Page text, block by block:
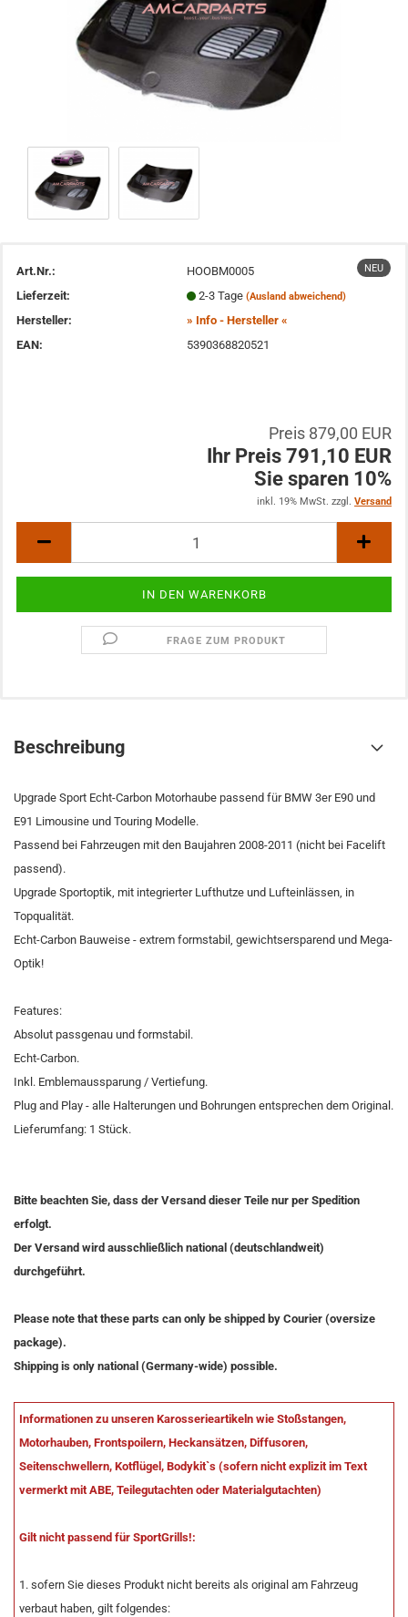
NEU
Art.Nr.:
HOOBM0005
Lieferzeit:
2-3 Tage (Ausland abweichend)
Hersteller:
» Info - Hersteller «
EAN:
5390368820521
Preis 879,00 EUR
Ihr Preis 791,10 EUR
Sie sparen 10%
inkl. 19% MwSt. zzgl. Versand
FRAGE ZUM PRODUKT
Beschreibung
Upgrade Sport Echt-Carbon Motorhaube passend für BMW 3er E90 und
E91 Limousine und Touring Modelle.
Passend bei Fahrzeugen mit den Baujahren 2008-2011 (nicht bei Facelift
passend).
Upgrade Sportoptik, mit integrierter Lufthutze und Lufteinlässen, in
Topqualität.
Echt-Carbon Bauweise - extrem formstabil, gewichtsersparend und Mega-
Optik!
Features:
Absolut passgenau und formstabil.
Echt-Carbon.
Inkl. Emblemaussparung / Vertiefung.
Plug and Play - alle Halterungen und Bohrungen entsprechen dem Original.
Lieferumfang: 1 Stück.
Bitte beachten Sie, dass der Versand dieser Teile nur per Spedition
erfolgt.
Der Versand wird ausschließlich national (deutschlandweit)
durchgeführt.
Please note that these parts can only be shipped by Courier (oversize
package).
Shipping is only national (Germany-wide) possible.
Informationen zu unseren Karosserieartikeln wie Stoßstangen,
Motorhauben, Frontspoilern, Heckansätzen, Diffusoren,
Seitenschwellern, Kotflügel, Bodykit`s (sofern nicht explizit im Text
vermerkt mit ABE, Teilegutachten oder Materialgutachten)
Gilt nicht passend für SportGrills!:
1. sofern Sie dieses Produkt nicht bereits als original am Fahrzeug
verbaut haben, gilt folgendes: